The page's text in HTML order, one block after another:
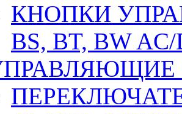
КНОПКИ
BS, BT, BW AC/